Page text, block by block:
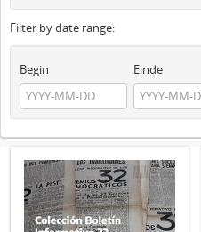
Filter by date range:
Begin Einde